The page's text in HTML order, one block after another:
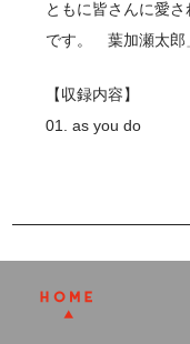
ともに皆さんに愛
です。 葉加瀬太郎
【収録内容】
01. as you do